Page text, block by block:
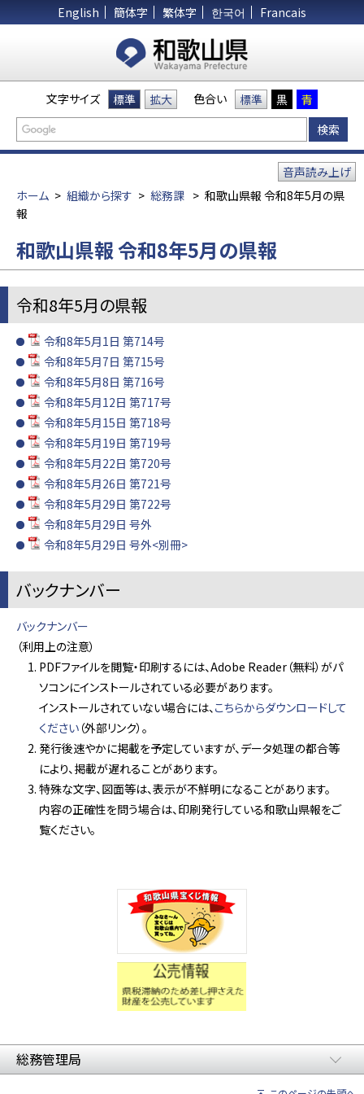
English 簡体字 繁体字 한국어 Francais
文字サイズ 標準 拡大 色合い 標準 黒 青
ホーム > 組織から探す > 総務課 > 和歌山県報 令和8年5月の県
報
音声読み上げ
和歌山県報 令和8年5月の県報
令和8年5月の県報
令和8年5月1日 第714号
令和8年5月7日 第715号
令和8年5月8日 第716号
令和8年5月12日 第717号
令和8年5月15日 第718号
令和8年5月19日 第719号
令和8年5月22日 第720号
令和8年5月26日 第721号
令和8年5月29日 第722号
令和8年5月29日 号外
令和8年5月29日 号外<別冊>
バックナンバー
バックナンバー
（利用上の注意）
PDFファイルを閲覧・印刷するには、Adobe Reader（無料）がパ
ソコンにインストールされている必要があります。
インストールされていない場合には、こちらからダウンロードして
ください （外部リンク）。
発行後速やかに掲載を予定していますが、データ処理の都合等
により、掲載が遅れることがあります。
特殊な文字、図面等は、表示が不鮮明になることがあります。
内容の正確性を問う場合は、印刷発行している和歌山県報をご
覧ください。
総務管理局